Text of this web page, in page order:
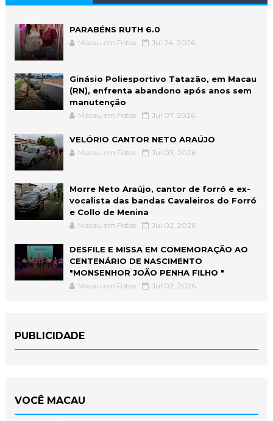
PARABÉNS RUTH 6.0
Macau em Fotos Jul 24, 2026
Ginásio Poliesportivo Tatazão, em Macau
(RN), enfrenta abandono após anos sem
manutenção
Macau em Fotos Jul 07, 2026
VELÓRIO CANTOR NETO ARAÚJO
Macau em Fotos Jul 03, 2026
Morre Neto Araújo, cantor de forró e ex-
vocalista das bandas Cavaleiros do Forró
e Collo de Menina
Macau em Fotos Jul 02, 2026
DESFILE E MISSA EM COMEMORAÇÃO AO
CENTENÁRIO DE NASCIMENTO
"MONSENHOR JOÃO PENHA FILHO "
Macau em Fotos Jul 02, 2026
PUBLICIDADE
VOCÊ MACAU